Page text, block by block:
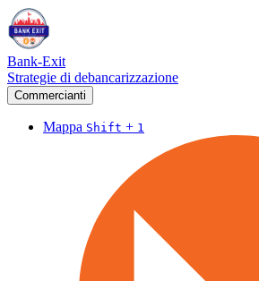
Bank-Exit
Strategie di debancarizzazione
Commercianti
Mappa Shift + 1